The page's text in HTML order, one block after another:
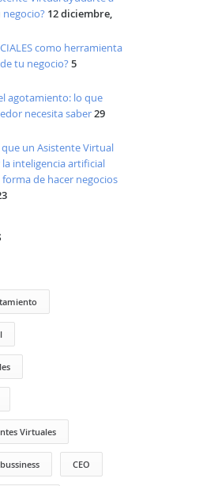
negocio? 12 diciembre,
como herramienta
tu negocio?5
agotamiento: lo que
necesita saber29
que un Asistente Virtual
inteligencia artificial
de hacer negocios
Virtuales
bussiness CEO